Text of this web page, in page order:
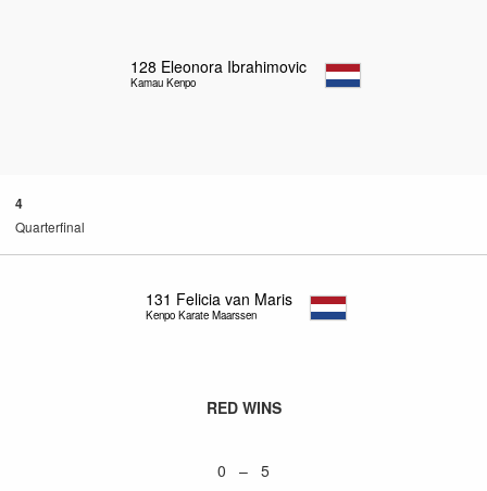
128 Eleonora Ibrahimovic
Kamau Kenpo
4
Quarterfinal
131 Felicia van Maris
Kenpo Karate Maarssen
RED WINS
0 – 5